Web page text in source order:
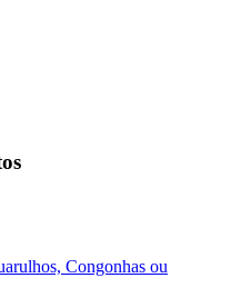
Congonhas ou